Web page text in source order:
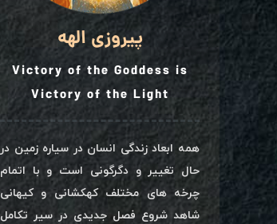
پیروزی الهه
Victory of the Goddess is
Victory of the Light
همه ابعاد زندگی انسان در سیاره زمین در
حال تغییر و دگرگونی است و با اتمام
چرخه های مختلف کهکشانی و کیهانی
شاهد شروع فصل جدیدی در سیر تکامل